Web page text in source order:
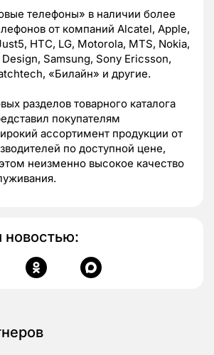
телефоны» в наличии более
от компаний Alcatel, Apple,
HTC, LG, Motorola, MTS, Nokia,
Samsung, Sony Ericsson,
«Билайн» и другие.
разделов товарного каталога
покупателям
ассортимент продукции от
по доступной цене,
неизменно высокое качество
новостью: